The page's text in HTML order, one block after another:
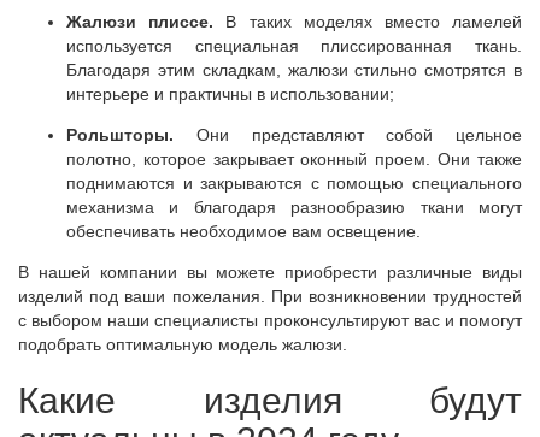
Жалюзи плиссе. В таких моделях вместо ламелей
используется специальная плиссированная ткань.
Благодаря этим складкам, жалюзи стильно смотрятся в
интерьере и практичны в использовании;
Рольшторы. Они представляют собой цельное
полотно, которое закрывает оконный проем. Они также
поднимаются и закрываются с помощью специального
механизма и благодаря разнообразию ткани могут
обеспечивать необходимое вам освещение.
В нашей компании вы можете приобрести различные виды
изделий под ваши пожелания. При возникновении трудностей
с выбором наши специалисты проконсультируют вас и помогут
подобрать оптимальную модель жалюзи.
Какие изделия будут